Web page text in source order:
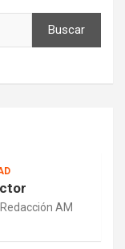
Buscar
Redacción AM